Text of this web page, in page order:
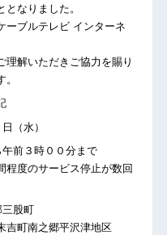
なりました。
ーブルテレビ インターネ
理解いただきご協力を賜り
（水）
前３時００分まで
サービス停止が数回
三股町
之郷平沢津地区